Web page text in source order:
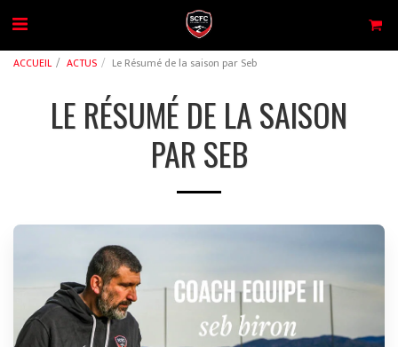
ACCUEIL ACTUS Le Résumé de la saison par Seb
LE RÉSUMÉ DE LA SAISON
PAR SEB